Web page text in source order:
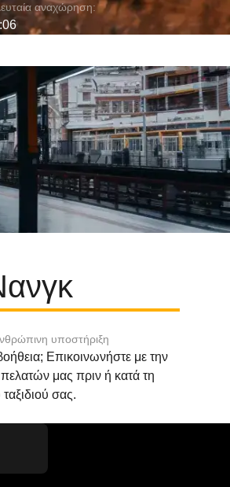
αναχώρηση:
υποστήριξη
Επικοινωνήστε με την
μας πριν ή κατά τη
ταξιδιού σας.